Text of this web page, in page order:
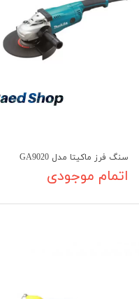
سنگ فرز ماکیتا مدل GA9020
اتمام موجودی